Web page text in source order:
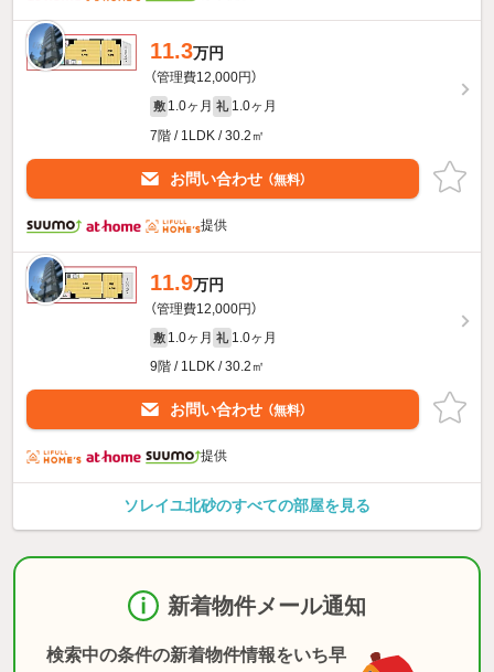
11.3万円
（管理費12,000円）
敷 1.0ヶ月 礼 1.0ヶ月
7階 / 1LDK / 30.2㎡
お問い合わせ （無料）
提供
11.9万円
（管理費12,000円）
敷 1.0ヶ月 礼 1.0ヶ月
9階 / 1LDK / 30.2㎡
お問い合わせ （無料）
提供
ソレイユ北砂のすべての部屋を見る
新着物件メール通知
検索中の条件の新着物件情報をいち早